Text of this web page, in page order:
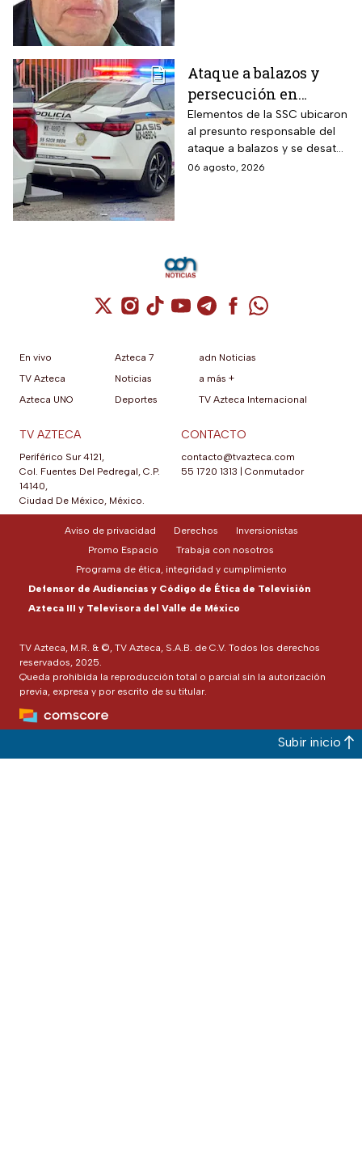
Ataque a balazos y
persecución en
Álvaro Obregón,
CDMX, hoy 6 de agosto
Elementos de la SSC ubicaron
al presunto responsable del
ataque a balazos y se desató
una persecución
06 agosto, 2026
Cuenta de X / Twitter (se abre en una
Cuenta de Instagram (se abre en una
Cuenta de TikTok (se abre en
Cuenta de YouTube (se abre
Cuenta de Telegram (se
Cuenta de
Cuenta de
En vivo
TV Azteca
Azteca UNO
Azteca 7
Noticias
Deportes
adn Noticias
a más +
TV Azteca Internacional
TV AZTECA
Periférico Sur 4121,
Col. Fuentes Del Pedregal, C.P.
14140,
Ciudad De México, México.
CONTACTO
contacto@tvazteca.com
55 1720 1313
Conmutador
TV Azteca, M.R. & ©, TV Azteca, S.A.B. de C.V. Todos los derechos
reservados, 2025.
Queda prohibida la reproducción total o parcial sin la autorización
previa, expresa y por escrito de su titular.
Aviso de privacidad Derechos
Inversionistas
Promo Espacio
Trabaja con nosotros
Programa de ética, integridad y cumplimiento
Defensor de Audiencias y Código de Ética de Televisión
Azteca III y Televisora del Valle de México
Subir inicio